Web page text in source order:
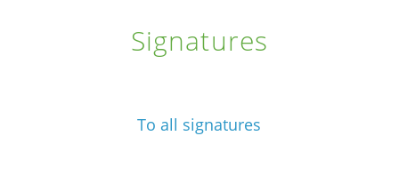
Signatures
To all signatures